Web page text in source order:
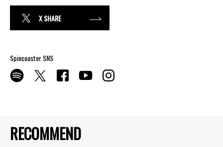
RECOMMEND
X SHARE
Spincoaster SNS